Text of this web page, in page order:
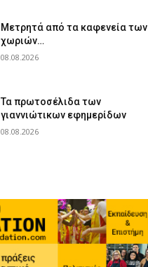
Μετρητά από τα καφενεία των
χωριών…
08.08.2026
Τα πρωτοσέλιδα των
γιαννιώτικων εφημερίδων
08.08.2026